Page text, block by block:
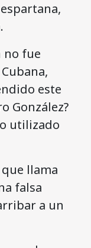
no fue
este
González?
utilizado
llama
falsa
a un